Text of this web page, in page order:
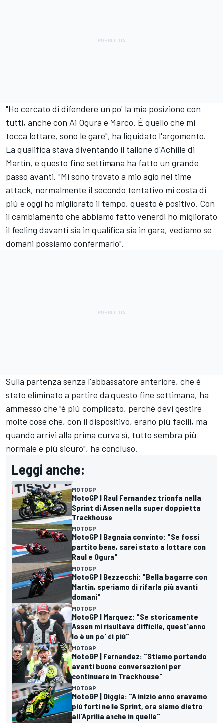
"Ho cercato di difendere un po' la mia posizione con
tutti, anche con Ai Ogura e Marco. È quello che mi
tocca lottare, sono le gare", ha liquidato l'argomento.
La qualifica stava diventando il tallone d'Achille di
Martín, e questo fine settimana ha fatto un grande
passo avanti. "Mi sono trovato a mio agio nel time
attack, normalmente il secondo tentativo mi costa di
più e oggi ho migliorato il tempo, questo è positivo. Con
il cambiamento che abbiamo fatto venerdì ho migliorato
il feeling davanti sia in qualifica sia in gara, vediamo se
domani possiamo confermarlo".
Sulla partenza senza l'abbassatore anteriore, che è
stato eliminato a partire da questo fine settimana, ha
ammesso che "è più complicato, perché devi gestire
molte cose che, con il dispositivo, erano più facili, ma
quando arrivi alla prima curva sì, tutto sembra più
normale e più sicuro", ha concluso.
Leggi anche:
MOTOGP
MotoGP | Raul Fernandez trionfa nella
Sprint di Assen nella super doppietta
Trackhouse
MOTOGP
MotoGP | Bagnaia convinto: "Se fossi
partito bene, sarei stato a lottare con
Raul e Ogura"
MOTOGP
MotoGP | Bezzecchi: "Bella bagarre con
Martin, speriamo di rifarla più avanti
domani"
MOTOGP
MotoGP | Marquez: "Se storicamente
Assen mi risultava difficile, quest'anno
lo è un po' di più"
MOTOGP
MotoGP | Fernandez: "Stiamo portando
avanti buone conversazioni per
continuare in Trackhouse"
MOTOGP
MotoGP | Diggia: "A inizio anno eravamo
più forti nelle Sprint, ora siamo dietro
all'Aprilia anche in quelle"